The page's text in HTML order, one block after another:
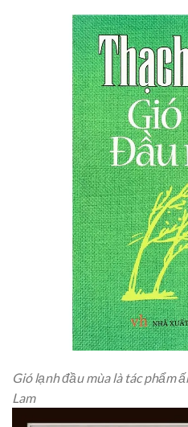
Gió lạnh đầu mùa là tác phẩm
Lam